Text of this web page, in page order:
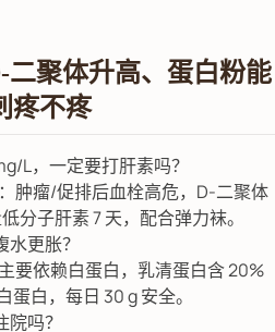
二聚体升高、蛋白粉能
疼不疼
L，一定要打肝素吗？
肿瘤/促排后血栓高危，D-二聚体
分子肝素 7 天，配合弹力袜。
更胀？
要依赖白蛋白，乳清蛋白含 20%
白，每日 30 g 安全。
吗？